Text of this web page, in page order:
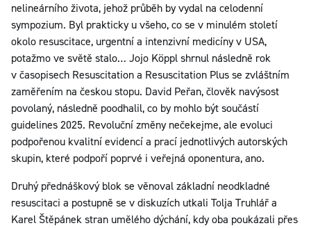
nelineárního života, jehož průběh by vydal na celodenní
sympozium. Byl prakticky u všeho, co se v minulém století
okolo resuscitace, urgentní a intenzivní medicíny v USA,
potažmo ve světě stalo… Jojo Köppl shrnul následně rok
v časopisech Resuscitation a Resuscitation Plus se zvláštním
zaměřením na českou stopu. David Peřan, člověk navýsost
povolaný, následně poodhalil, co by mohlo být součástí
guidelines 2025. Revoluční změny nečekejme, ale evoluci
podpořenou kvalitní evidencí a prací jednotlivých autorských
skupin, které podpoří poprvé i veřejná oponentura, ano.
Druhý přednáškový blok se věnoval základní neodkladné
resuscitaci a postupně se v diskuzích utkali Tolja Truhlář a
Karel Štěpánek stran umělého dýchání, kdy oba poukázali přes